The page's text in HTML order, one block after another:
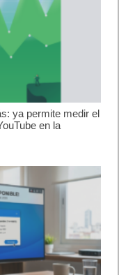
ya permite medir el
en la